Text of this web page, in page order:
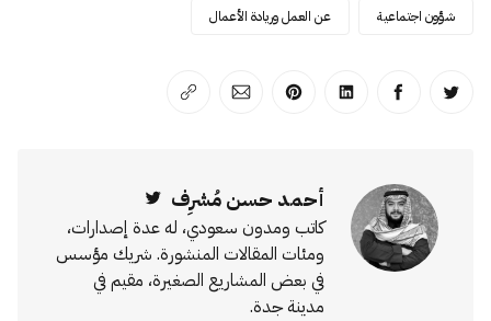
شؤون اجتماعية عن العمل وريادة الأعمال
انشر على تويترانشر على الفيسبوك
انشر على لينكد إن
انشر على بينترست
انشر على الإيميل
انسخ الرابط
أحمد حسن مُشرِف
كاتب ومدون سعودي، له عدة إصدارات،
ومئات المقالات المنشورة. شريك مؤسس
في بعض المشاريع الصغيرة، مقيم في
مدينة جدة.